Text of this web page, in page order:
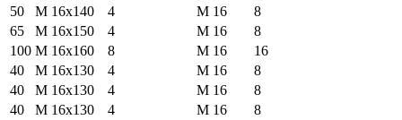
50
М 16х140 4 М 16
8
65
М 16х150 4 М 16
8
100 М 16х160 8 M 16
16
40
М 16х130 4 М 16
8
40
М 16х130 4 М 16
8
40
М 16х130 4 М 16
8